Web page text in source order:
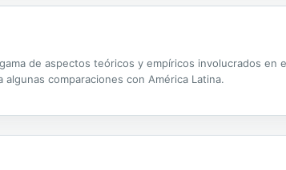
de aspectos teóricos y empíricos involucrados
comparaciones con América Latina.